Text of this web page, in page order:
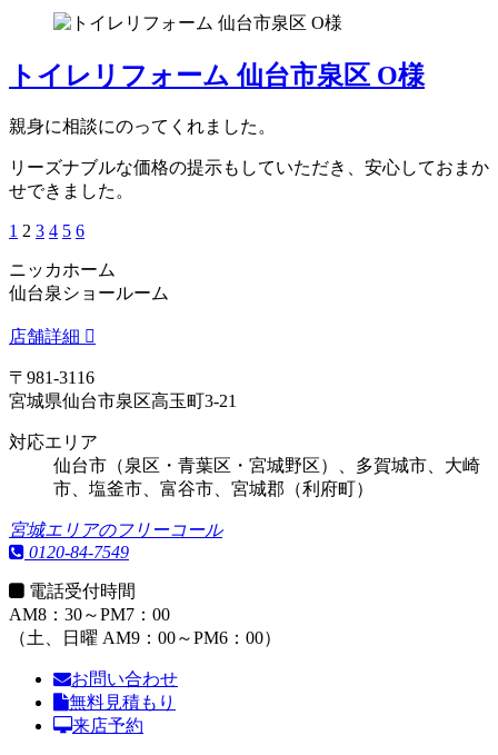
トイレリフォーム 仙台市泉区 O様
親身に相談にのってくれました。
リーズナブルな価格の提示もしていただき、安心しておまか
せできました。
1 2 3 4 5 6
ニッカホーム
仙台泉ショールーム
店舗詳細
〒981-3116
宮城県仙台市泉区高玉町3-21
対応エリア
仙台市（泉区・青葉区・宮城野区）、多賀城市、大崎
市、塩釜市、富谷市、宮城郡（利府町）
宮城エリアのフリーコール
0120-84-7549
電話受付時間
AM8：30～PM7：00
（土、日曜 AM9：00～PM6：00）
お問い合わせ
無料見積もり
来店予約